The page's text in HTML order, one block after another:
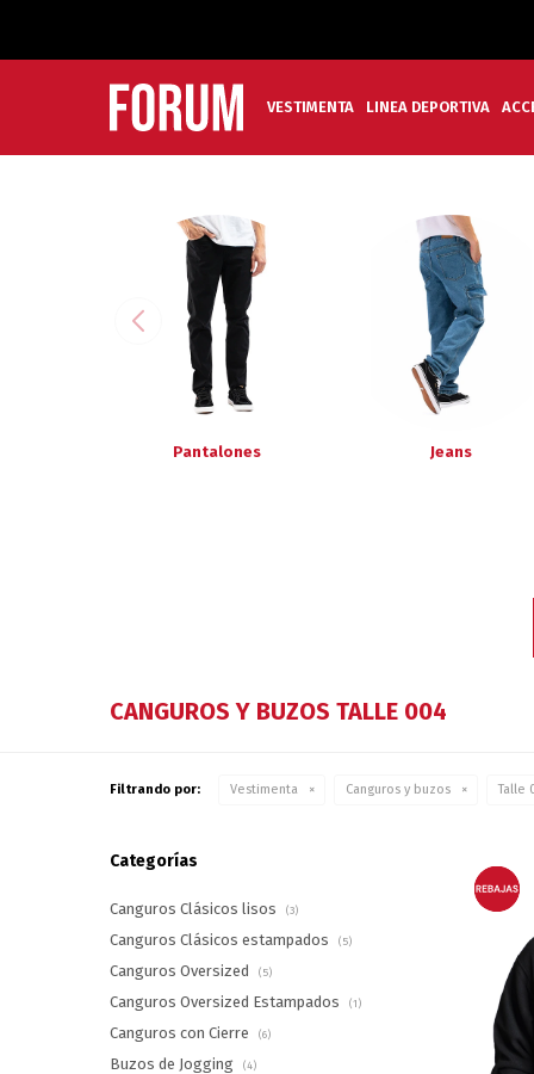
VESTIMENTA LINEA DEPORTIVA
Pantalones Jeans
CANGUROS Y BUZOS TALLE 004
Filtrando por: Vestimenta Canguros y buzos Talle
Categorías
Canguros Clásicos lisos (3)
Canguros Clásicos estampados (5)
Canguros Oversized (5)
Canguros Oversized Estampados (1)
Canguros con Cierre (6)
Buzos de Jogging (4)